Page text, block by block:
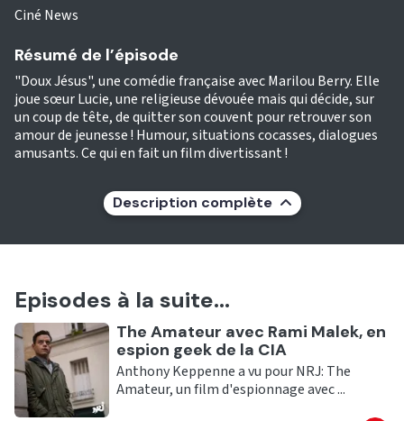
Ciné News
Résumé de l’épisode
"Doux Jésus", une comédie française avec Marilou Berry. Elle
joue sœur Lucie, une religieuse dévouée mais qui décide, sur
un coup de tête, de quitter son couvent pour retrouver son
amour de jeunesse ! Humour, situations cocasses, dialogues
amusants. Ce qui en fait un film divertissant !
Description complète
Episodes à la suite...
Ecouter
The Amateur avec Rami Malek, en
espion geek de la CIA
Anthony Keppenne a vu pour NRJ: The
Amateur, un film d'espionnage avec ...